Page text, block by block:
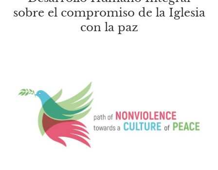
sobre el compromiso de la Iglesia
con la paz